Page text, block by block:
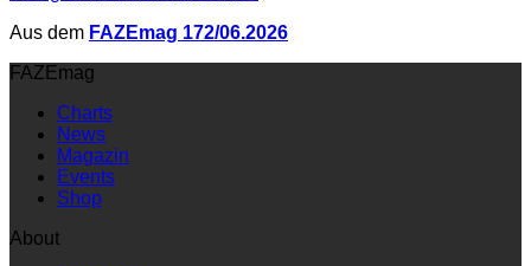
Aus dem FAZEmag 172/06.2026
FAZEmag
Charts
News
Magazin
Events
Shop
About